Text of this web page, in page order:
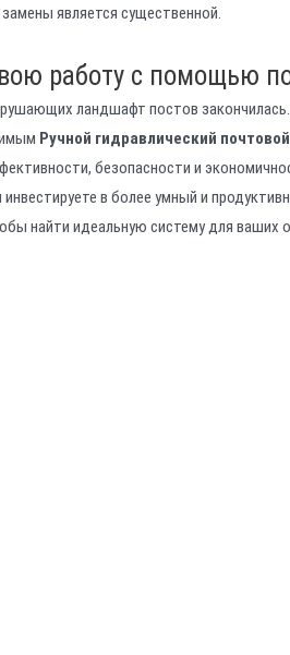
является существенной.
работу с помощью
ландшафт постов
Ручной гидравлический
безопасности и
инвестируете в более умный и
найти идеальную систему для ваших